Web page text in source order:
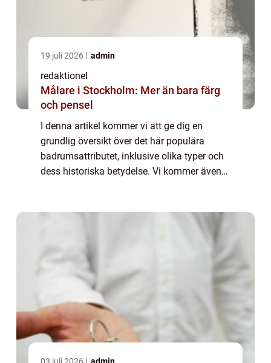
19 juli 2026 admin
redaktionel
Målare i Stockholm: Mer än bara färg
och pensel
I denna artikel kommer vi att ge dig en
grundlig översikt över det här populära
badrumsattributet, inklusive olika typer och
dess historiska betydelse. Vi kommer även